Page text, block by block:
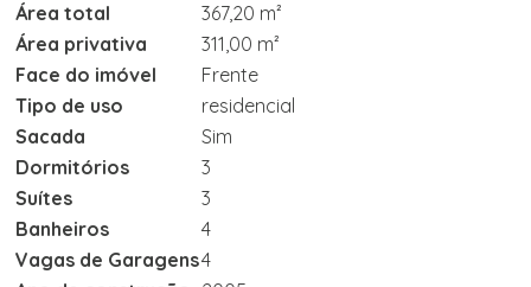
Área total
367,20 m²
Área privativa
311,00 m²
Face do imóvel
Frente
Tipo de uso
residencial
Sacada
Sim
Dormitórios
3
Suítes
3
Banheiros
4
Vagas de Garagens4